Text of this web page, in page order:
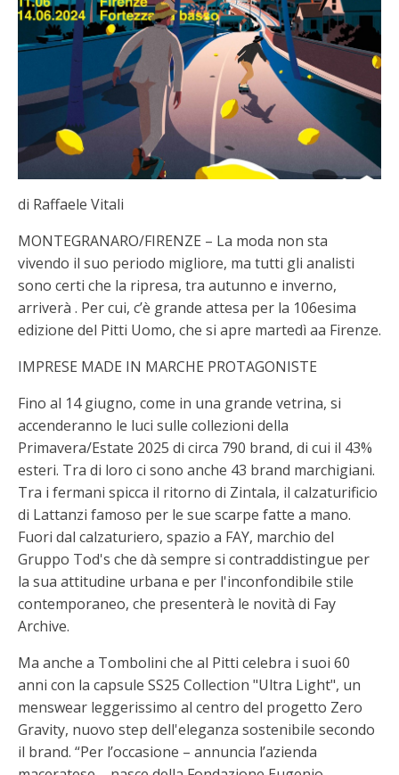
di Raffaele Vitali
MONTEGRANARO/FIRENZE – La moda non sta
vivendo il suo periodo migliore, ma tutti gli analisti
sono certi che la ripresa, tra autunno e inverno,
arriverà . Per cui, c’è grande attesa per la 106esima
edizione del Pitti Uomo, che si apre martedì aa Firenze.
IMPRESE MADE IN MARCHE PROTAGONISTE
Fino al 14 giugno, come in una grande vetrina, si
accenderanno le luci sulle collezioni della
Primavera/Estate 2025 di circa 790 brand, di cui il 43%
esteri. Tra di loro ci sono anche 43 brand marchigiani.
Tra i fermani spicca il ritorno di Zintala, il calzaturificio
di Lattanzi famoso per le sue scarpe fatte a mano.
Fuori dal calzaturiero, spazio a FAY, marchio del
Gruppo Tod's che dà sempre si contraddistingue per
la sua attitudine urbana e per l'inconfondibile stile
contemporaneo, che presenterà le novità di Fay
Archive.
Ma anche a Tombolini che al Pitti celebra i suoi 60
anni con la capsule SS25 Collection "Ultra Light", un
menswear leggerissimo al centro del progetto Zero
Gravity, nuovo step dell'eleganza sostenibile secondo
il brand. “Per l’occasione – annuncia l’azienda